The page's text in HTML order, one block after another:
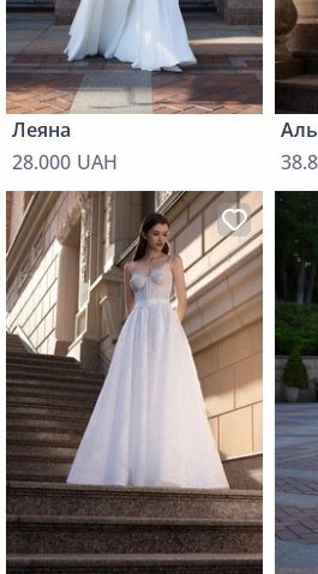
Леяна
28.000 UAH